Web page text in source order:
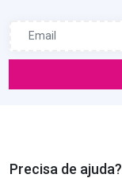
Precisa de ajuda?